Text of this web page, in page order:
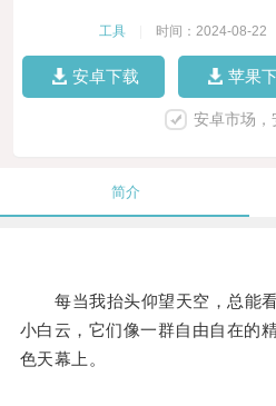
工具 时间：2024-08-22
安卓下载 苹果
安卓市场，
简介
每当我抬头仰望天空，总能看
小白云，它们像一群自由自在的
色天幕上。